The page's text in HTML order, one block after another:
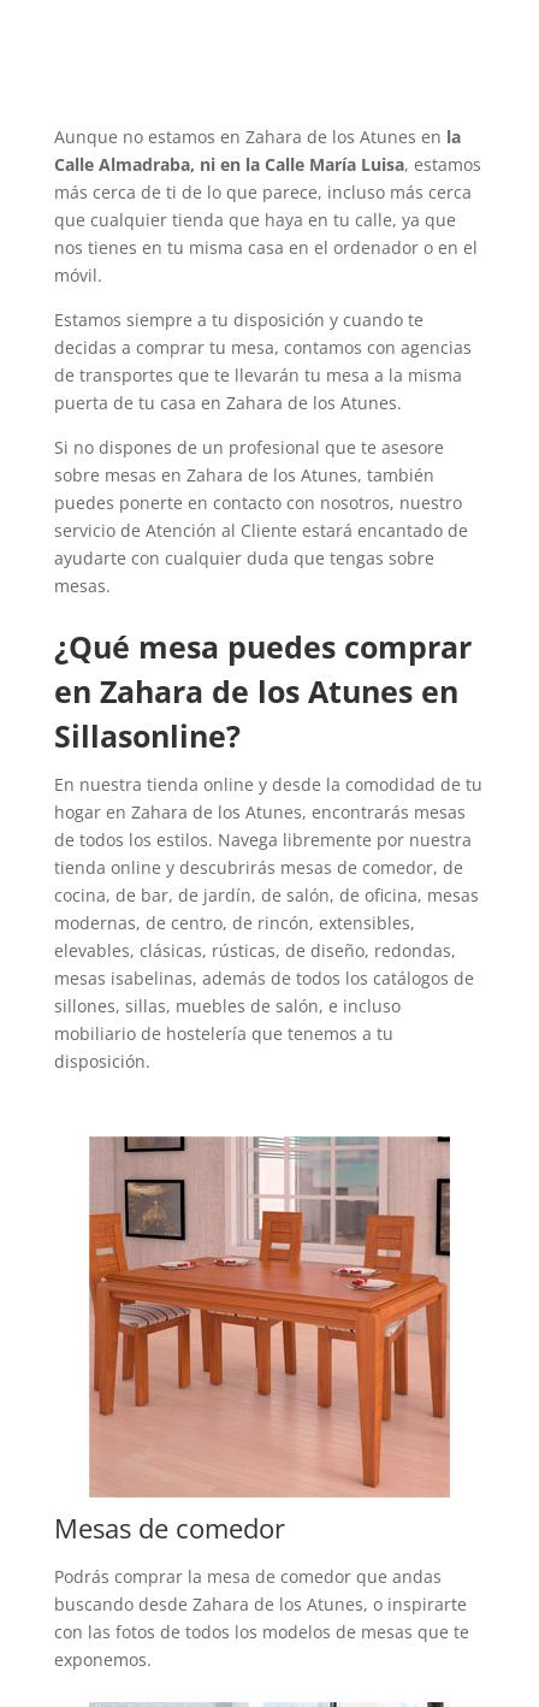
Aunque no estamos en Zahara de los Atunes en la
Calle Almadraba, ni en la Calle María Luisa, estamos
más cerca de ti de lo que parece, incluso más cerca
que cualquier tienda que haya en tu calle, ya que
nos tienes en tu misma casa en el ordenador o en el
móvil.
Estamos siempre a tu disposición y cuando te
decidas a comprar tu mesa, contamos con agencias
de transportes que te llevarán tu mesa a la misma
puerta de tu casa en Zahara de los Atunes.
Si no dispones de un profesional que te asesore
sobre mesas en Zahara de los Atunes, también
puedes ponerte en contacto con nosotros, nuestro
servicio de Atención al Cliente estará encantado de
ayudarte con cualquier duda que tengas sobre
mesas.
¿Qué mesa puedes comprar
en Zahara de los Atunes en
Sillasonline?
En nuestra tienda online y desde la comodidad de tu
hogar en Zahara de los Atunes, encontrarás mesas
de todos los estilos. Navega libremente por nuestra
tienda online y descubrirás mesas de comedor, de
cocina, de bar, de jardín, de salón, de oficina, mesas
modernas, de centro, de rincón, extensibles,
elevables, clásicas, rústicas, de diseño, redondas,
mesas isabelinas, además de todos los catálogos de
sillones, sillas, muebles de salón, e incluso
mobiliario de hostelería que tenemos a tu
disposición.
Mesas de comedor
Podrás comprar la mesa de comedor que andas
buscando desde Zahara de los Atunes, o inspirarte
con las fotos de todos los modelos de mesas que te
exponemos.